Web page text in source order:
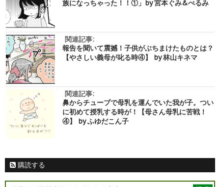
族になっちゃった！！①」by 宮本ぐみ&ぺるみ
関連記事:
報告を聞いて震撼！子供がぶちまけたものとは？
【やさしい義母が叱る時④】 by 林山キネマ
関連記事:
鼻からチューブで母乳を運んでいた我が子。つい
に初めて授乳する時が！【母さん母乳に苦戦！
④】 by ふゆだこん子
購読する